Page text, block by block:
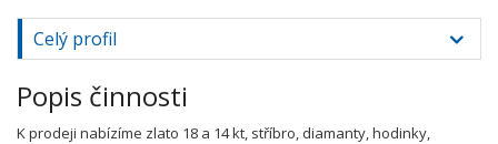
Celý profil
Popis činnosti
K prodeji nabízíme zlato 18 a 14 kt, stříbro, diamanty, hodinky,